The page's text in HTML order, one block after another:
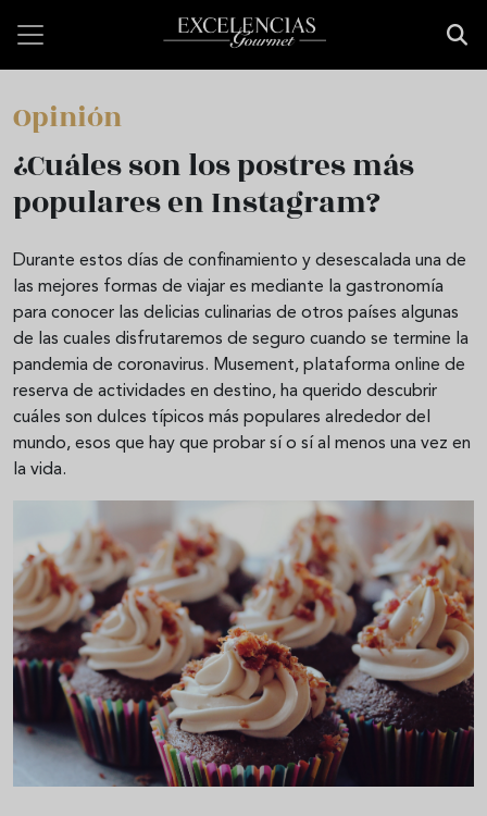
Opinión
¿Cuáles son los postres más
populares en Instagram?
Durante estos días de confinamiento y desescalada una de
las mejores formas de viajar es mediante la gastronomía
para conocer las delicias culinarias de otros países algunas
de las cuales disfrutaremos de seguro cuando se termine la
pandemia de coronavirus. Musement, plataforma online de
reserva de actividades en destino, ha querido descubrir
cuáles son dulces típicos más populares alrededor del
mundo, esos que hay que probar sí o sí al menos una vez en
la vida.